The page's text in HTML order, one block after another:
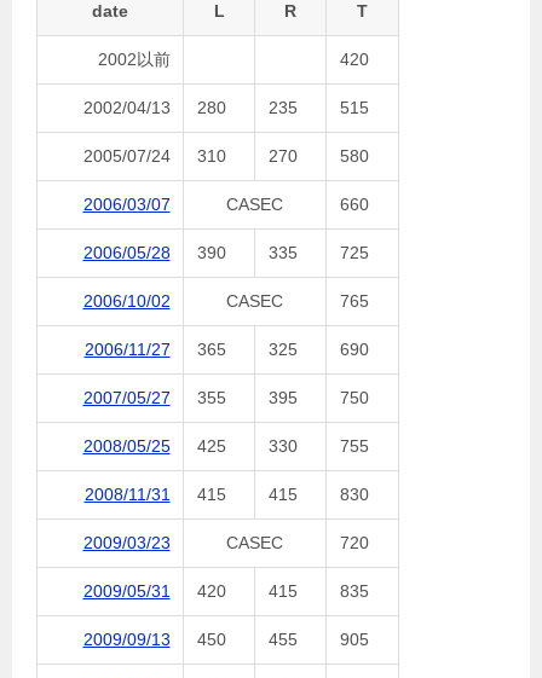
date L R T
2002以前 420
2002/04/13 280 235 515
2005/07/24 310 270 580
2006/03/07 CASEC 660
2006/05/28 390 335 725
2006/10/02 CASEC 765
2006/11/27 365 325 690
2007/05/27 355 395 750
2008/05/25 425 330 755
2008/11/31 415 415 830
2009/03/23 CASEC 720
2009/05/31 420 415 835
2009/09/13 450 455 905